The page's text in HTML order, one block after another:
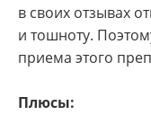
в своих отзывах
и тошноту.
приема этого
Плюсы: